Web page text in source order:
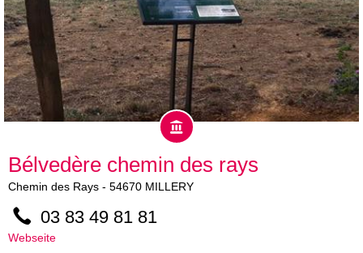
Bélvedère chemin des rays
Chemin des Rays - 54670 MILLERY
03 83 49 81 81
Webseite